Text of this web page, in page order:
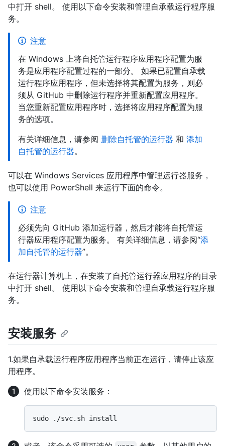
中打开 shell。 使用以下命令安装和管理自承载运行程序服
务。
注意
在 Windows 上将自托管运行程序应用程序配置为服
务是应用程序配置过程的一部分。 如果已配置自承载
运行程序应用程序，但未选择将其配置为服务，则必
须从 GitHub 中删除运行程序并重新配置应用程序。
当您重新配置应用程序时，选择将应用程序配置为服
务的选项。
有关详细信息，请参阅 删除自托管的运行器 和 添加
自托管的运行器。
可以在 Windows Services 应用程序中管理运行器服务，
也可以使用 PowerShell 来运行下面的命令。
注意
必须先向 GitHub 添加运行器，然后才能将自托管运
行器应用程序配置为服务。 有关详细信息，请参阅“添
加自托管的运行器”。
在运行器计算机上，在安装了自托管运行器应用程序的目录
中打开 shell。 使用以下命令安装和管理自承载运行程序服
务。
安装服务
1.如果自承载运行程序应用程序当前正在运行，请停止该应
用程序。
使用以下命令安装服务：